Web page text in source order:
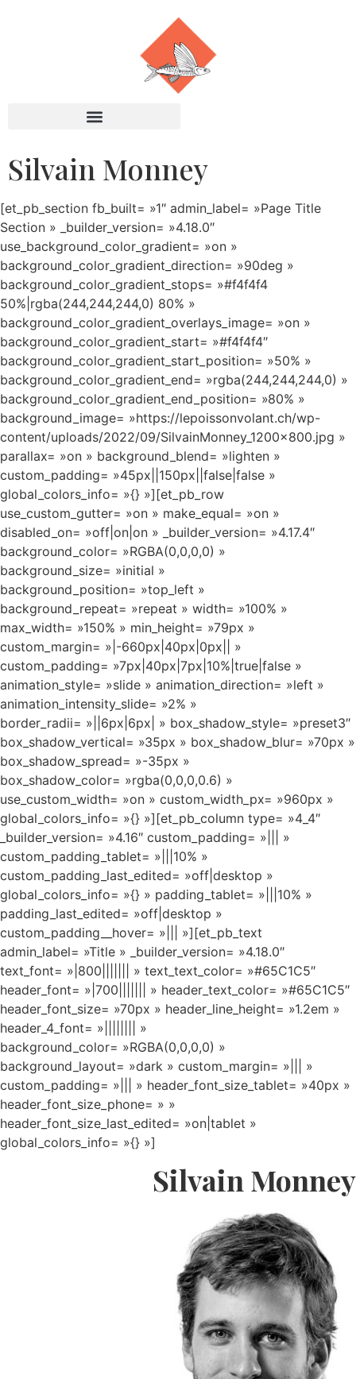
Silvain Monney
[et_pb_section fb_built= »1″ admin_label= »Page Title
Section » _builder_version= »4.18.0″
use_background_color_gradient= »on »
background_color_gradient_direction= »90deg »
background_color_gradient_stops= »#f4f4f4
50%|rgba(244,244,244,0) 80% »
background_color_gradient_overlays_image= »on »
background_color_gradient_start= »#f4f4f4″
background_color_gradient_start_position= »50% »
background_color_gradient_end= »rgba(244,244,244,0) »
background_color_gradient_end_position= »80% »
background_image= »https://lepoissonvolant.ch/wp-
content/uploads/2022/09/SilvainMonney_1200x800.jpg »
parallax= »on » background_blend= »lighten »
custom_padding= »45px||150px||false|false »
global_colors_info= »{} »][et_pb_row
use_custom_gutter= »on » make_equal= »on »
disabled_on= »off|on|on » _builder_version= »4.17.4″
background_color= »RGBA(0,0,0,0) »
background_size= »initial »
background_position= »top_left »
background_repeat= »repeat » width= »100% »
max_width= »150% » min_height= »79px »
custom_margin= »|-660px|40px|0px|| »
custom_padding= »7px|40px|7px|10%|true|false »
animation_style= »slide » animation_direction= »left »
animation_intensity_slide= »2% »
border_radii= »||6px|6px| » box_shadow_style= »preset3″
box_shadow_vertical= »35px » box_shadow_blur= »70px »
box_shadow_spread= »-35px »
box_shadow_color= »rgba(0,0,0,0.6) »
use_custom_width= »on » custom_width_px= »960px »
global_colors_info= »{} »][et_pb_column type= »4_4″
_builder_version= »4.16″ custom_padding= »||| »
custom_padding_tablet= »|||10% »
custom_padding_last_edited= »off|desktop »
global_colors_info= »{} » padding_tablet= »|||10% »
padding_last_edited= »off|desktop »
custom_padding__hover= »||| »][et_pb_text
admin_label= »Title » _builder_version= »4.18.0″
text_font= »|800||||||| » text_text_color= »#65C1C5″
header_font= »|700||||||| » header_text_color= »#65C1C5″
header_font_size= »70px » header_line_height= »1.2em »
header_4_font= »|||||||| »
background_color= »RGBA(0,0,0,0) »
background_layout= »dark » custom_margin= »||| »
custom_padding= »||| » header_font_size_tablet= »40px »
header_font_size_phone= » »
header_font_size_last_edited= »on|tablet »
global_colors_info= »{} »]
Silvain Monney